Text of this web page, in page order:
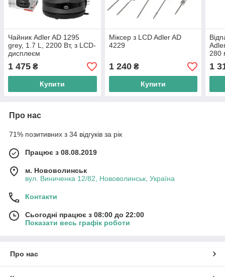
Чайник Adler AD 1295
grey, 1.7 L, 2200 Вт, з LCD-
дисплеєм
1 475 ₴
Купити
Міксер з LCD Adler AD
4229
1 240₴
Купити
280
1
Про нас
71% позитивних з 34 відгуків за рік
Працює з 08.08.2019
м. Нововолинськ
вул. Виниченка 12/82, Нововолинськ, Україна
Контакти
Сьогодні працює з 08:00 до 22:00
Показати весь графік роботи
Про нас